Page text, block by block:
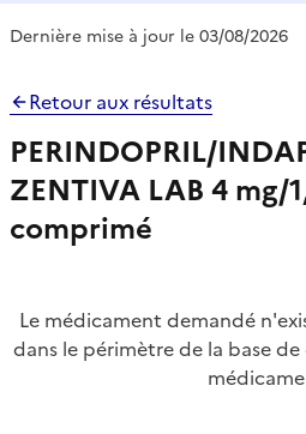
Dernière mise à jour le 03/08/2026
Retour aux résultats
PERINDOPRIL/
ZENTIVA LAB 4 mg/
comprimé
Le médicament demandé
dans le périmètre de la base